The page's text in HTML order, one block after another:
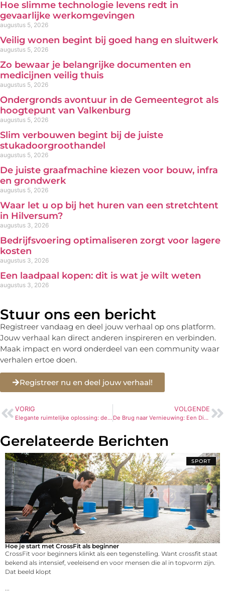
Hoe slimme technologie levens redt in
gevaarlijke werkomgevingen
augustus 5, 2026
Veilig wonen begint bij goed hang en sluitwerk
augustus 5, 2026
Zo bewaar je belangrijke documenten en
medicijnen veilig thuis
augustus 5, 2026
Ondergronds avontuur in de Gemeentegrot als
hoogtepunt van Valkenburg
augustus 5, 2026
Slim verbouwen begint bij de juiste
stukadoorgroothandel
augustus 5, 2026
De juiste graafmachine kiezen voor bouw, infra
en grondwerk
augustus 5, 2026
Waar let u op bij het huren van een stretchtent
in Hilversum?
augustus 3, 2026
Bedrijfsvoering optimaliseren zorgt voor lagere
kosten
augustus 3, 2026
Een laadpaal kopen: dit is wat je wilt weten
augustus 3, 2026
Stuur ons een bericht
Registreer vandaag en deel jouw verhaal op ons platform.
Jouw verhaal kan direct anderen inspireren en verbinden.
Maak impact en word onderdeel van een community waar
verhalen ertoe doen.
Registreer nu en deel jouw verhaal!
VORIG
Elegante ruimtelijke oplossing: de glazen systeemwand van Intermontage
VOLGENDE
De Brug naar Vernieuwing: Een Diepgaande Blik op het ENTP Persoonlijkheidstype
Gerelateerde Berichten
SPORT
Hoe je start met CrossFit als beginner
CrossFit voor beginners klinkt als een tegenstelling. Want crossfit staat
bekend als intensief, veeleisend en voor mensen die al in topvorm zijn.
Dat beeld klopt